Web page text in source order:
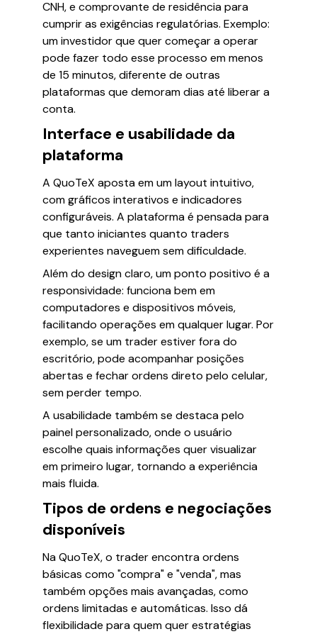
CNH, e comprovante de residência para
cumprir as exigências regulatórias. Exemplo:
um investidor que quer começar a operar
pode fazer todo esse processo em menos
de 15 minutos, diferente de outras
plataformas que demoram dias até liberar a
conta.
Interface e usabilidade da
plataforma
A QuoTeX aposta em um layout intuitivo,
com gráficos interativos e indicadores
configuráveis. A plataforma é pensada para
que tanto iniciantes quanto traders
experientes naveguem sem dificuldade.
Além do design claro, um ponto positivo é a
responsividade: funciona bem em
computadores e dispositivos móveis,
facilitando operações em qualquer lugar. Por
exemplo, se um trader estiver fora do
escritório, pode acompanhar posições
abertas e fechar ordens direto pelo celular,
sem perder tempo.
A usabilidade também se destaca pelo
painel personalizado, onde o usuário
escolhe quais informações quer visualizar
em primeiro lugar, tornando a experiência
mais fluida.
Tipos de ordens e negociações
disponíveis
Na QuoTeX, o trader encontra ordens
básicas como "compra" e "venda", mas
também opções mais avançadas, como
ordens limitadas e automáticas. Isso dá
flexibilidade para quem quer estratégias